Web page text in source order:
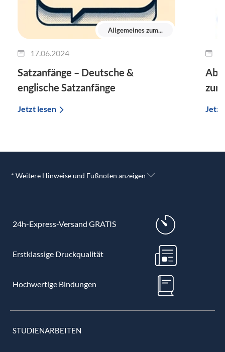
Allgemeines zum...
17.06.2024
Satzanfänge – Deutsche &
englische Satzanfänge
Jetzt lesen
zur
Jetzt
* Weitere Hinweise und Fußnoten anzeigen
24h-Express-Versand GRATIS
Erstklassige Druckqualität
Hochwertige Bindungen
STUDIENARBEITEN